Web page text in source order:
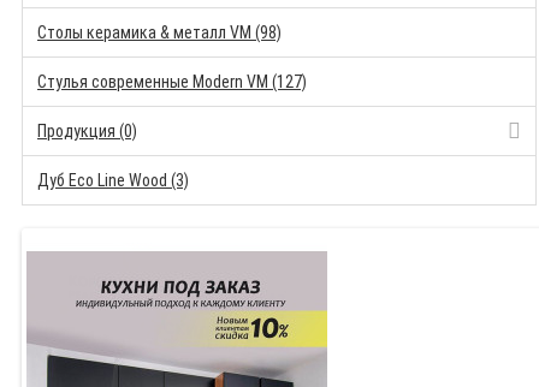
Столы керамика & металл VM (98)
Стулья современные Modern VM (127)
Продукция (0)
Дуб Eco Line Wood (3)